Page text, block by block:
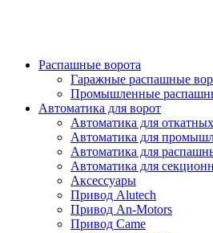
Распашные ворота
Гаражные распашные
Промышленные
Автоматика для ворот
Автоматика для
Автоматика для
Автоматика для
Автоматика для
Аксессуары
Привод Alutech
Привод An-Motors
Привод Came